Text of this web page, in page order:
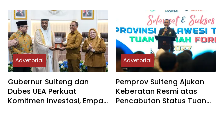
Advetorial
Gubernur Sulteng dan
Dubes UEA Perkuat
Komitmen Investasi, Empat
Advetorial
Pemprov Sulteng Ajukan
Keberatan Resmi atas
Pencabutan Status Tuan